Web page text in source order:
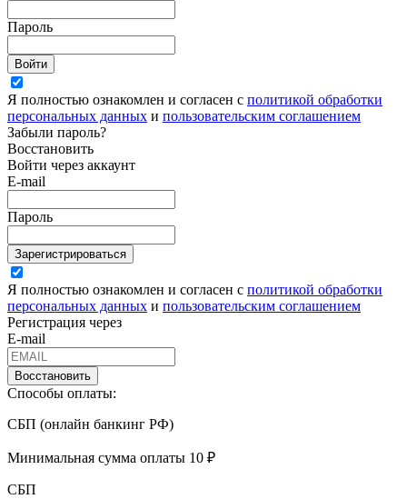
Пароль
Войти
Я полностью ознакомлен и согласен с политикой обработки
персональных данных и пользовательским соглашением
Забыли пароль?
Восстановить
Войти через аккаунт
E-mail
Пароль
Зарегистрироваться
Я полностью ознакомлен и согласен с политикой обработки
персональных данных и пользовательским соглашением
Регистрация через
E-mail
Восстановить
Способы оплаты:
СБП (онлайн банкинг РФ)
Минимальная сумма оплаты 10 ₽
СБП